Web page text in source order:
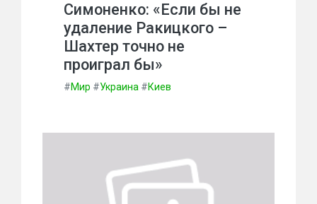
Симоненко: «Если бы не
удаление Ракицкого –
Шахтер точно не
проиграл бы»
#Мир #Украина #Киев